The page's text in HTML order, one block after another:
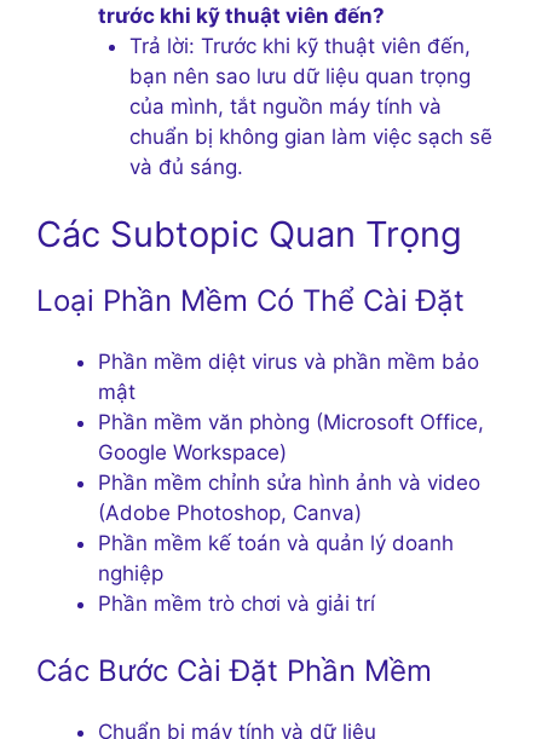
trước khi kỹ thuật viên đến?
Trả lời: Trước khi kỹ thuật viên đến,
bạn nên sao lưu dữ liệu quan trọng
của mình, tắt nguồn máy tính và
chuẩn bị không gian làm việc sạch sẽ
và đủ sáng.
Các Subtopic Quan Trọng
Loại Phần Mềm Có Thể Cài Đặt
Phần mềm diệt virus và phần mềm bảo
mật
Phần mềm văn phòng (Microsoft Office,
Google Workspace)
Phần mềm chỉnh sửa hình ảnh và video
(Adobe Photoshop, Canva)
Phần mềm kế toán và quản lý doanh
nghiệp
Phần mềm trò chơi và giải trí
Các Bước Cài Đặt Phần Mềm
Chuẩn bị máy tính và dữ liệu